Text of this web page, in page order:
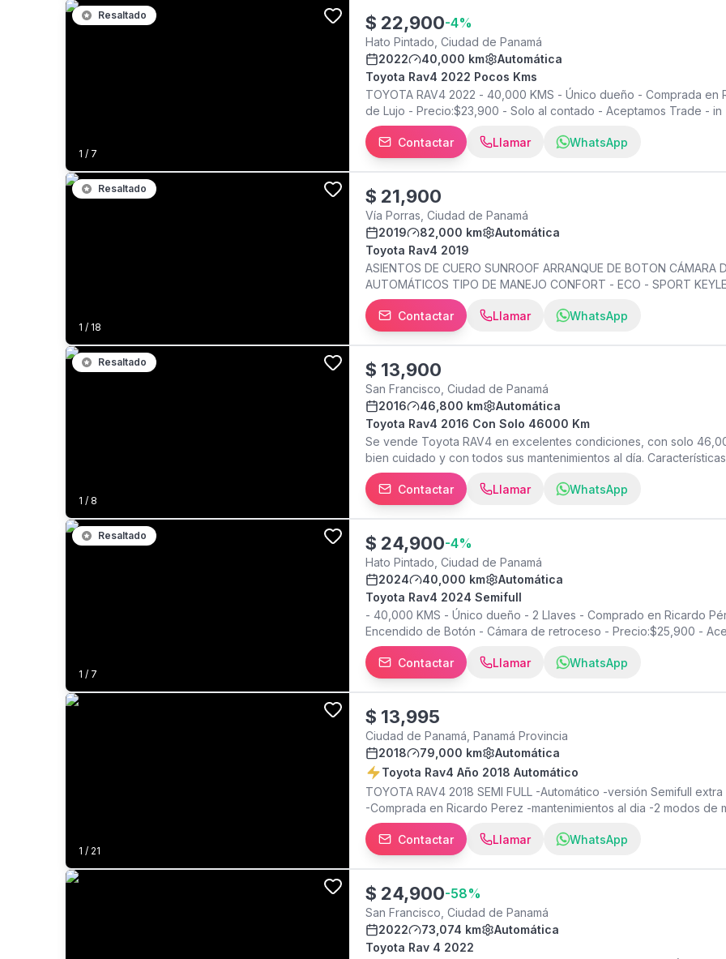
1 / 7
Resaltado $ 22,900-4%
Hato Pintado, Ciudad de Panamá
2022
40,000 km
Automática
Toyota Rav4 2022 Pocos Kms
TOYOTA RAV4 2022 - 40,000 KMS - Único dueño - Comprada
de Lujo - Precio:$23,900 - Solo al contado - Aceptamos Trade - in
Contactar Llamar WhatsApp
1 / 18
Resaltado $ 21,900
Vía Porras, Ciudad de Panamá
2019
82,000 km
Automática
Toyota Rav4 2019
ASIENTOS DE CUERO SUNROOF ARRANQUE DE BOTON CÁMARA
AUTOMÁTICOS TIPO DE MANEJO CONFORT - ECO - SPORT
RICARDO PÉREZ MANTENIMIENTO DE AGENCIA CUENTA CON
COMO NUEVO ACEPTO TRADE IN **ACEPTAMOS PAGO CON
ITBMS**
Contactar Llamar WhatsApp
1 / 8
Resaltado $ 13,900
San Francisco, Ciudad de Panamá
2016
46,800 km
Automática
Toyota Rav4 2016 Con Solo 46000 Km
Se vende Toyota RAV4 en excelentes condiciones, con solo
bien cuidado y con todos sus mantenimientos al día.
recientemente cambiadas. Mantenimiento preventivo realizado
muy bien conservados. Lista para manejar. Es una excelente
cómoda, económica y con el respaldo de la reconocida calidad de
Contactar Llamar WhatsApp
1 / 7
Resaltado $ 24,900-4%
Hato Pintado, Ciudad de Panamá
2024
40,000 km
Automática
Toyota Rav4 2024 Semifull
- 40,000 KMS - Único dueño - 2 Llaves - Comprado en Ricardo
Encendido de Botón - Cámara de retroceso - Precio:$25,900 -
Contactar Llamar WhatsApp
1 / 21
$ 13,995
Ciudad de Panamá, Panamá Provincia
2018
79,000 km
Automática
Toyota Rav4 Año 2018 Automático
TOYOTA RAV4 2018 SEMI FULL -Automático -versión Semifull
-Comprada en Ricardo Perez -mantenimientos al dia -2 modos
reversa -Aceptamos TRADE IN ( Su auto como parte de pago) -
DE TRANSPORTE DONALDO GUERRA, CALLE 3, AVENIDA
Contactar Llamar WhatsApp
$ 24,900-58%
San Francisco, Ciudad de Panamá
2022
73,074 km
Automática
Toyota Rav 4 2022